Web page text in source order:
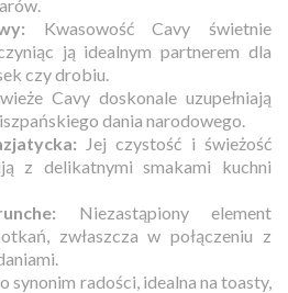
Kwasowość Cavy świetnie
ją idealnym partnerem dla
czy drobiu.
Cavy doskonale uzupełniają
dania narodowego.
Jej czystość i świeżość
z delikatnymi smakami kuchni
Niezastąpiony element
zwłaszcza w połączeniu z
synonim radości, idealna na toasty,